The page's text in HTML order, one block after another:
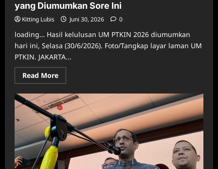
yang Diumumkan Sore Ini
Kitting Lubis Juni 30, 2026 0
loading… Hasil kelulusan UM PTKIN 2026 diumumkan
hari ini, Selasa (30/6/2026). Foto/Tangkap layar laman UM
PTKIN. JAKARTA...
Read MoreRead
more
Cara
Mudah
Cek
Kelulusan
UM
PTKIN
2026
yang
Diumumkan
Sore
Ini